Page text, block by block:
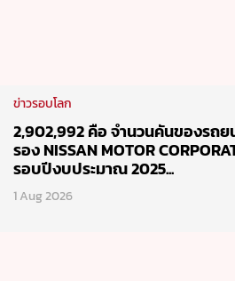
ข่าวรอบโลก
2,902,992 คือ จำนวนคันของรถ
รอง NISSAN MOTOR
รอบปีงบประมาณ 2025...
1 Aug 2026